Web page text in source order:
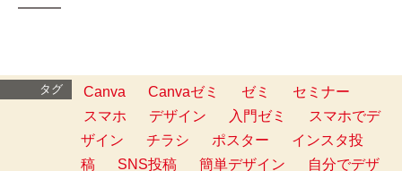
━━━
タグ Canva Canvaゼミ ゼミ
セミナー
スマホ
デザイン 入門ゼミ
スマホでデ
ザイン
チラシ ポスター
インスタ投
稿
SNS投稿 簡単デザイン
自分でデザ